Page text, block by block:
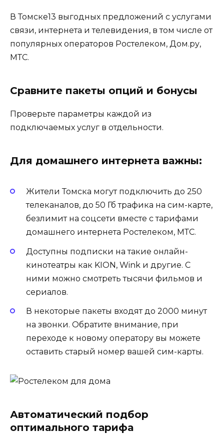
В Томске13 выгодных предложений с услугами
связи, интернета и телевидения, в том числе от
популярных операторов Ростелеком, Дом.ру,
МТС.
Сравните пакеты опций и бонусы
Проверьте параметры каждой из
подключаемых услуг в отдельности.
Для домашнего интернета важны:
Жители Томска могут подключить до 250
телеканалов, до 50 Гб трафика на сим-карте,
безлимит на соцсети вместе с тарифами
домашнего интернета Ростелеком, МТС.
Доступны подписки на такие онлайн-
кинотеатры как KION, Wink и другие. С
ними можно смотреть тысячи фильмов и
сериалов.
В некоторые пакеты входят до 2000 минут
на звонки. Обратите внимание, при
переходе к новому оператору вы можете
оставить старый номер вашей сим-карты.
Автоматический подбор
оптимального тарифа